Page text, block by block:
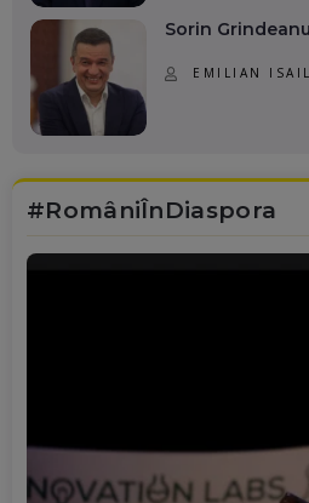
Sorin
EMILIAN
#RomâniÎnDiaspora